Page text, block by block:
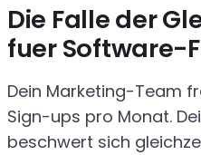
Die Falle der
fuer Software-
Dein Marketing-Team
Sign-ups pro Monat.
beschwert sich